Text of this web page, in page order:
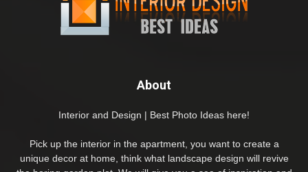
About
Interior and Design | Best Photo Ideas here!
Pick up the interior in the apartment, you want to create a
unique decor at home, think what landscape design will revive